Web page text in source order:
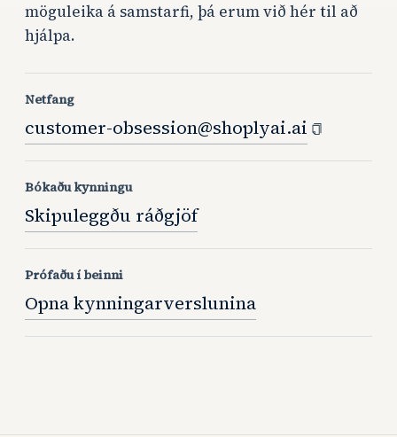
möguleika á samstarfi, þá erum við hér til að
hjálpa.
Netfang
customer-obsession@shoplyai.ai
Bókaðu kynningu
Skipuleggðu ráðgjöf
Prófaðu í beinni
Opna kynningarverslunina